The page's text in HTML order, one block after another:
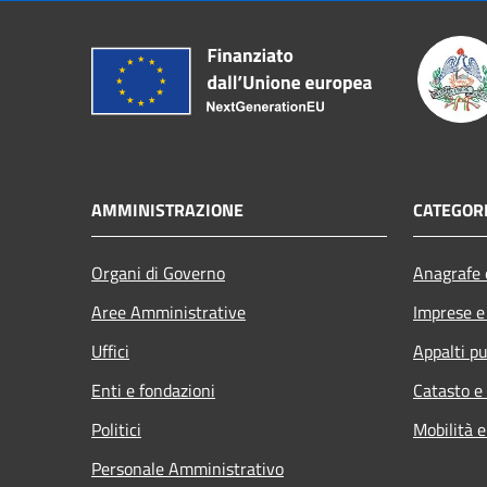
AMMINISTRAZIONE
Organi di Governo
Aree Amministrative
Uffici
Enti e fondazioni
Politici
Personale Amministrativo
Imprese
Appalti
Catasto
Mobilità